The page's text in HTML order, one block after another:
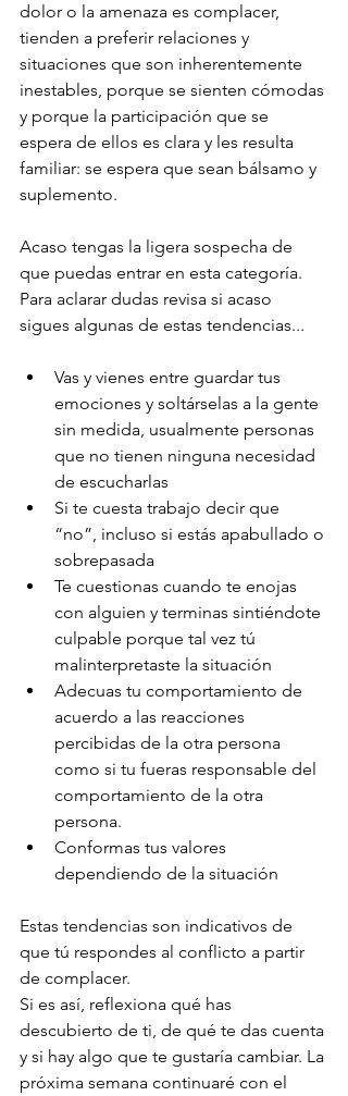
dolor o la amenaza es complacer,
tienden a preferir relaciones y
situaciones que son inherentemente
inestables, porque se sienten cómodas
y porque la participación que se
espera de ellos es clara y les resulta
familiar: se espera que sean bálsamo y
suplemento.
Acaso tengas la ligera sospecha de
que puedas entrar en esta categoría.
Para aclarar dudas revisa si acaso
sigues algunas de estas tendencias...
Vas y vienes entre guardar tus
emociones y soltárselas a la gente
sin medida, usualmente personas
que no tienen ninguna necesidad
de escucharlas
Si te cuesta trabajo decir que
“no”, incluso si estás apabullado o
sobrepasada
Te cuestionas cuando te enojas
con alguien y terminas sintiéndote
culpable porque tal vez tú
malinterpretaste la situación
Adecuas tu comportamiento de
acuerdo a las reacciones
percibidas de la otra persona
como si tu fueras responsable del
comportamiento de la otra
persona.
Conformas tus valores
dependiendo de la situación
Estas tendencias son indicativos de
que tú respondes al conflicto a partir
de complacer.
Si es así, reflexiona qué has
descubierto de ti, de qué te das cuenta
y si hay algo que te gustaría cambiar. La
próxima semana continuaré con el